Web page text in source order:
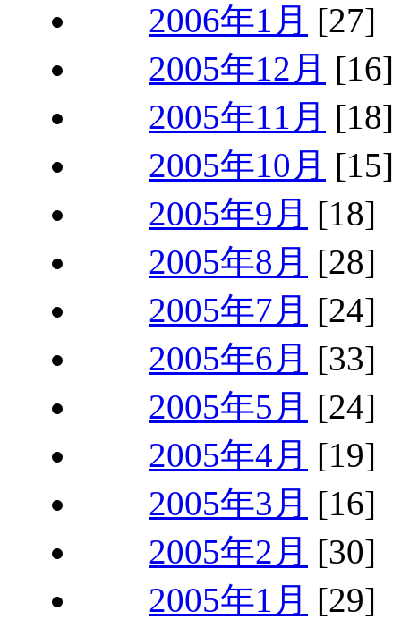
2006年1月 [27]
2005年12月 [16]
2005年11月 [18]
2005年10月 [15]
2005年9月 [18]
2005年8月 [28]
2005年7月 [24]
2005年6月 [33]
2005年5月 [24]
2005年4月 [19]
2005年3月 [16]
2005年2月 [30]
2005年1月 [29]